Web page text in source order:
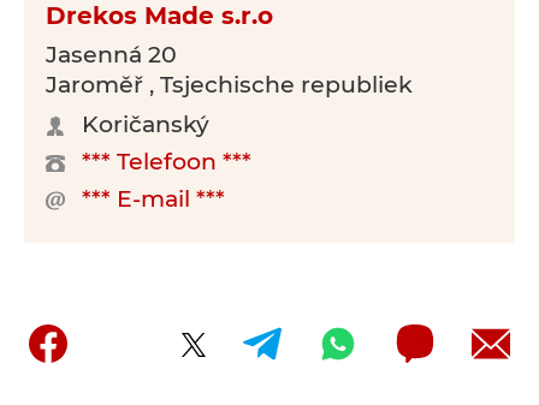
Drekos Made s.r.o
Jasenná 20
Jaroměř , Tsjechische republiek
Koričanský
*** Telefoon ***
*** E-mail ***